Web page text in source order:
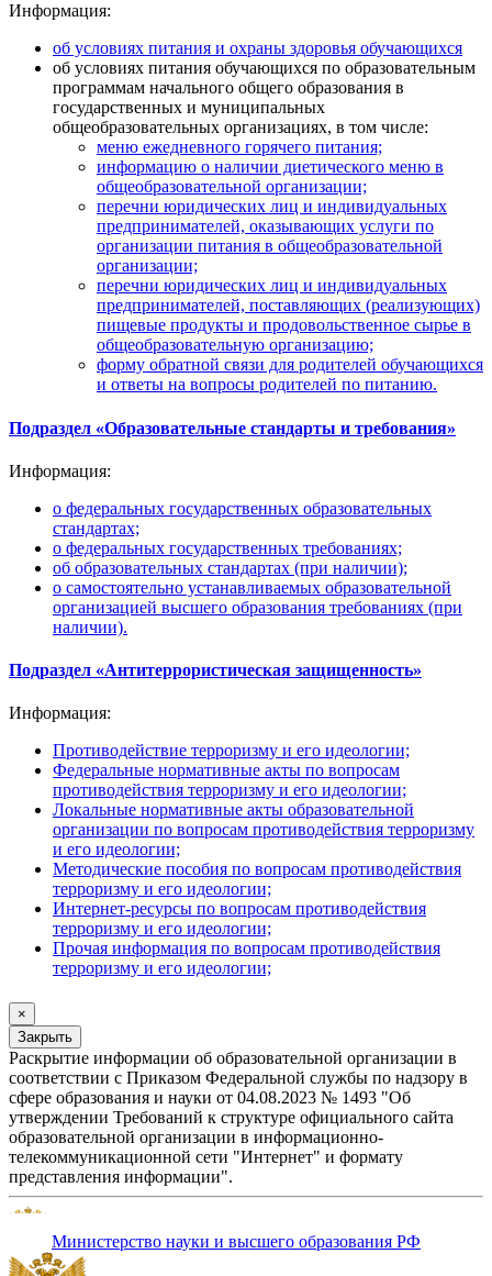
Информация:
об условиях питания и охраны здоровья обучающихся
об условиях питания обучающихся по образовательным
программам начального общего образования в
государственных и муниципальных
общеобразовательных организациях, в том числе:
меню ежедневного горячего питания;
информацию о наличии диетического меню в
общеобразовательной организации;
перечни юридических лиц и индивидуальных
предпринимателей, оказывающих услуги по
организации питания в общеобразовательной
организации;
перечни юридических лиц и индивидуальных
предпринимателей, поставляющих (реализующих)
пищевые продукты и продовольственное сырье в
общеобразовательную организацию;
форму обратной связи для родителей обучающихся
и ответы на вопросы родителей по питанию.
Подраздел «Образовательные стандарты и требования»
Информация:
о федеральных государственных образовательных
стандартах;
о федеральных государственных требованиях;
об образовательных стандартах (при наличии);
о самостоятельно устанавливаемых образовательной
организацией высшего образования требованиях (при
наличии).
Подраздел «Антитеррористическая защищенность»
Информация:
Противодействие терроризму и его идеологии;
Федеральные нормативные акты по вопросам
противодействия терроризму и его идеологии;
Локальные нормативные акты образовательной
организации по вопросам противодействия терроризму
и его идеологии;
Методические пособия по вопросам противодействия
терроризму и его идеологии;
Интернет-ресурсы по вопросам противодействия
терроризму и его идеологии;
Прочая информация по вопросам противодействия
терроризму и его идеологии;
×
Закрыть
Раскрытие информации об образовательной организации в
соответствии с Приказом Федеральной службы по надзору в
сфере образования и науки от 04.08.2023 № 1493 "Об
утверждении Требований к структуре официального сайта
образовательной организации в информационно-
телекоммуникационной сети "Интернет" и формату
представления информации".
Министерство науки и высшего образования РФ